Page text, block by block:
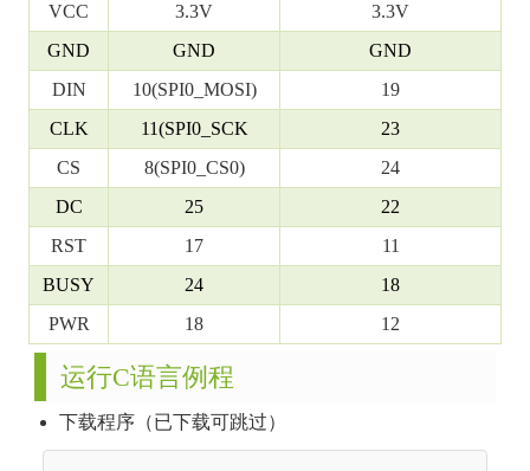
VCC
3.3V
3.3V
GND
GND
GND
DIN
10(SPI0_MOSI)
19
CLK
11(SPI0_SCK
23
CS
8(SPI0_CS0)
24
DC
25
22
RST
17
11
BUSY
24
18
PWR
18 12
运行C语言例程
下载程序（已下载可跳过）